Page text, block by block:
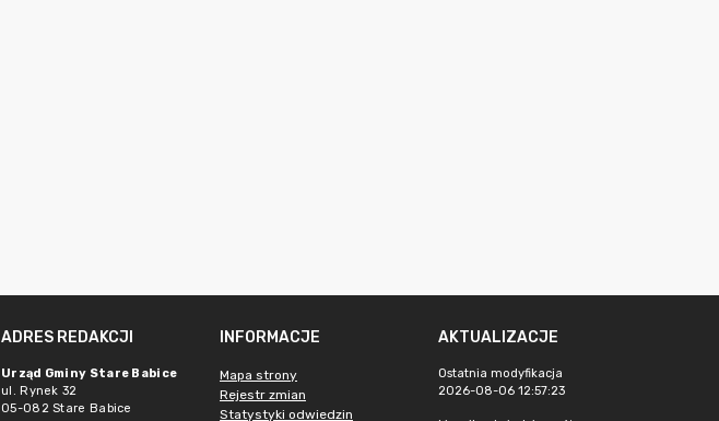
ADRES REDAKCJI
Urząd Gminy Stare Babice
ul. Rynek 32
05-082 Stare Babice
INFORMACJE
Mapa strony
Rejestr zmian
Statystyki odwiedzin
AKTUALIZACJE
Ostatnia modyfikacja
2026-08-06 12:57:23